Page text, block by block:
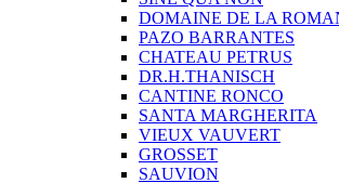
DOMAINE DE LA
PAZO BARRANTES
CHATEAU PETRUS
DR.H.THANISCH
CANTINE RONCO
SANTA MARGHERITA
VIEUX VAUVERT
GROSSET
SAUVION